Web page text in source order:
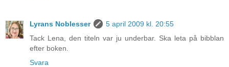
Lyrans Noblesser
5 april 2009 kl. 20:55
Tack Lena, den titeln var ju underbar. Ska leta på bibblan
efter boken.
Svara